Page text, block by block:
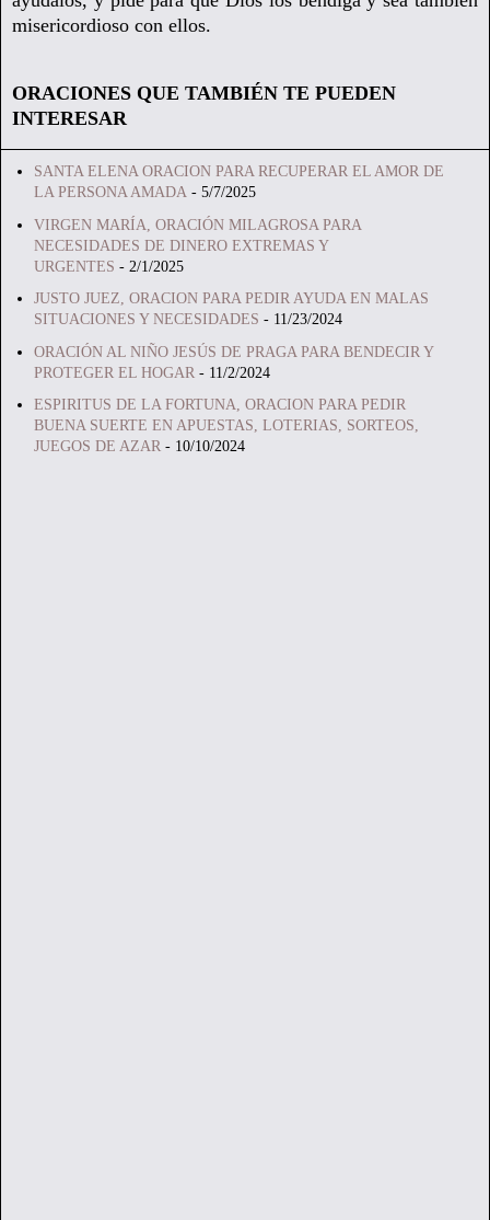
misericordioso con ellos.
ORACIONES QUE TAMBIÉN TE PUEDEN
INTERESAR
SANTA ELENA ORACION PARA RECUPERAR EL AMOR DE
LA PERSONA AMADA - 5/7/2025
VIRGEN MARÍA, ORACIÓN MILAGROSA PARA
NECESIDADES DE DINERO EXTREMAS Y
URGENTES - 2/1/2025
JUSTO JUEZ, ORACION PARA PEDIR AYUDA EN MALAS
SITUACIONES Y NECESIDADES - 11/23/2024
ORACIÓN AL NIÑO JESÚS DE PRAGA PARA BENDECIR Y
PROTEGER EL HOGAR - 11/2/2024
ESPIRITUS DE LA FORTUNA, ORACION PARA PEDIR
BUENA SUERTE EN APUESTAS, LOTERIAS, SORTEOS,
JUEGOS DE AZAR - 10/10/2024